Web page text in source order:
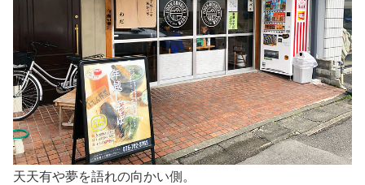
天天有や夢を語れの向かい側。